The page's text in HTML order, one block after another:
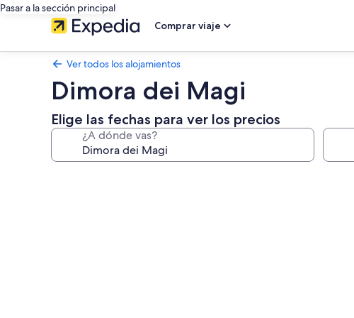
Pasar a la sección principal
Comprar viaje
Ver todos los alojamientos
Dimora dei Magi
Elige las fechas para ver los precios
¿A dónde vas?